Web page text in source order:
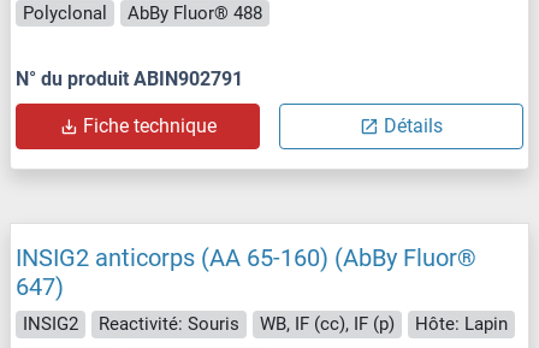
Polyclonal
AbBy Fluor® 488
N° du produit ABIN902791
Fiche technique Détails
INSIG2 anticorps (AA 65-160) (AbBy Fluor®
647)
INSIG2 Reactivité: Souris WB, IF (cc), IF (p)
Hôte: Lapin